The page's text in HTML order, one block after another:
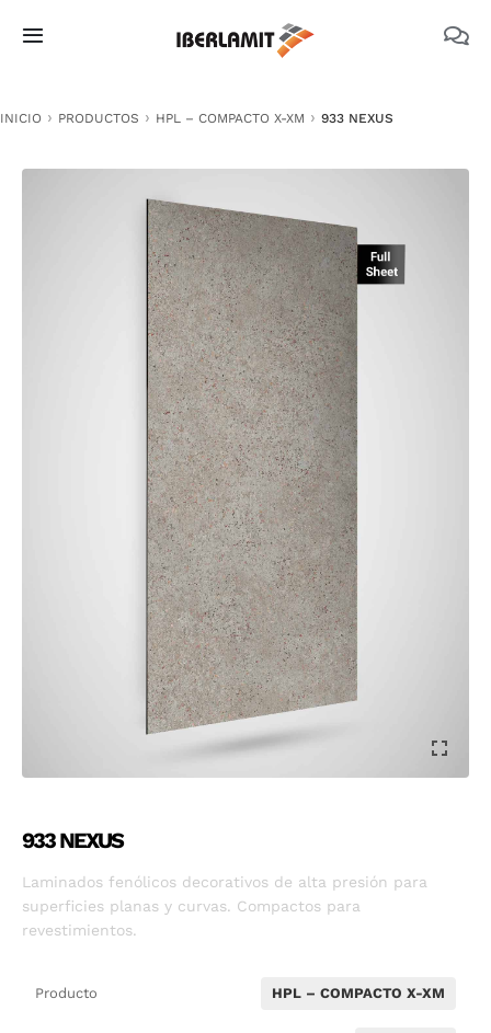
Toggle
NOSOTROS
DOCUMENTACIÓN TÉCNICA
MEDIO AMBIENTE
INICIO PRODUCTOS HPL – COMPACTO X-XM 933 NEXUS
933 NEXUS
Laminados fenólicos decorativos de alta presión para
superficies planas y curvas. Compactos para
revestimientos.
Producto HPL – COMPACTO X-XM